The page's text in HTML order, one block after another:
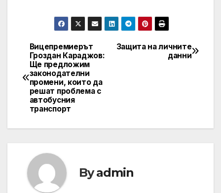
Post
navigation
Защита на личните
данни
Вицепремиерът
Гроздан Караджов:
Ще предложим
законодателни
промени, които да
решат проблема с
автобусния
транспорт
Byadmin